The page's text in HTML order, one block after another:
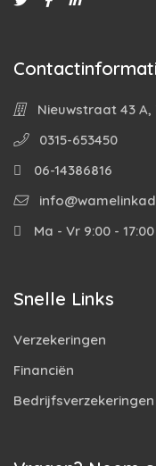
Nieuwstraat 43 A,
0315-653450
06-14386816
Ma - Vr 9:00 - 17:00
Snelle Links
Verzekeringen
Financiën
Bedrijfsverzekeringen